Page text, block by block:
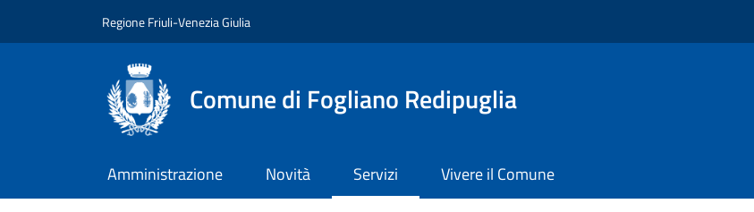
Regione Friuli-Venezia Giulia
Comune di Fogliano Redipuglia
Amministrazione Novità Servizi Vivere il Comune